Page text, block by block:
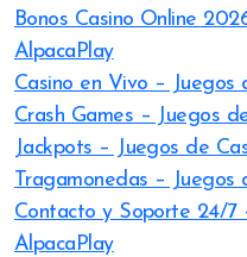
Bonos Casino Online
AlpacaPlay
Casino en Vivo – Juegos
Crash Games – Juegos
Jackpots – Juegos de
Tragamonedas – Juegos
Contacto y Soporte 24/7
AlpacaPlay